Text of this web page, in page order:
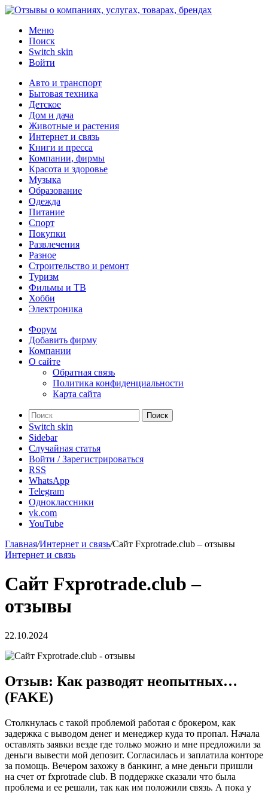
Меню
Поиск
Switch skin
Войти
Авто и транспорт
Бытовая техника
Детское
Дом и дача
Животные и растения
Интернет и связь
Книги и пресса
Компании, фирмы
Красота и здоровье
Музыка
Образование
Одежда
Питание
Спорт
Покупки
Развлечения
Разное
Строительство и ремонт
Туризм
Фильмы и ТВ
Хобби
Электроника
Форум
Добавить фирму
Компании
О сайте
Обратная связь
Политика конфиденциальности
Карта сайта
Поиск
Switch skin
Sidebar
Случайная статья
Войти / Зарегистрироваться
RSS
WhatsApp
Telegram
Одноклассники
vk.com
YouTube
Главная/Интернет и связь/Сайт Fxprotrade.club – отзывы
Интернет и связь
Сайт Fxprotrade.club –
отзывы
22.10.2024
Отзыв: Как разводят неопытных…
(FAKE)
Столкнулась с такой проблемой работая с брокером, как
задержка с выводом денег и менеджер куда то пропал. Начала
оставлять заявки везде где только можно и мне предложили за
деньги вывести мой депозит. Согласилась и заплатила конторе
за помощь. Вечером захожу в банкинг, а мне деньги пришли
на счет от fxprotrade club. В поддержке сказали что была
проблема и ее решали, так как им положили связь. А пока у